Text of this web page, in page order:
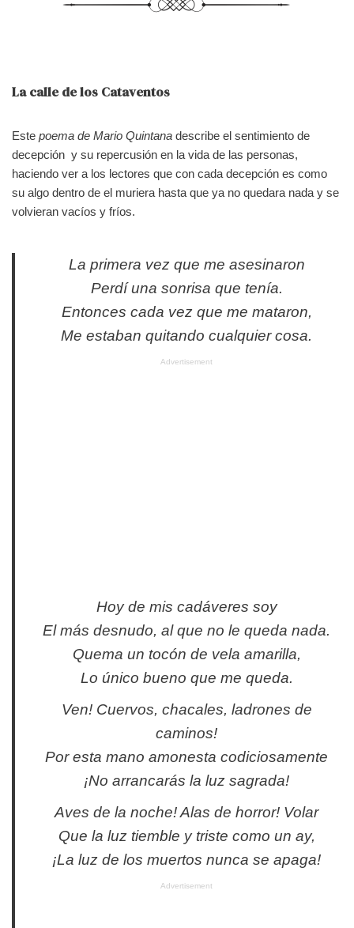
La calle de los Cataventos
Este poema de Mario Quintana describe el sentimiento de
decepción y su repercusión en la vida de las personas,
haciendo ver a los lectores que con cada decepción es como
su algo dentro de el muriera hasta que ya no quedara nada y se
volvieran vacíos y fríos.
La primera vez que me asesinaron
Perdí una sonrisa que tenía.
Entonces cada vez que me mataron,
Me estaban quitando cualquier cosa.
Advertisement
Hoy de mis cadáveres soy
El más desnudo, al que no le queda nada.
Quema un tocón de vela amarilla,
Lo único bueno que me queda.
Ven! Cuervos, chacales, ladrones de
caminos!
Por esta mano amonesta codiciosamente
¡No arrancarás la luz sagrada!
Aves de la noche! Alas de horror! Volar
Que la luz tiemble y triste como un ay,
¡La luz de los muertos nunca se apaga!
Advertisement